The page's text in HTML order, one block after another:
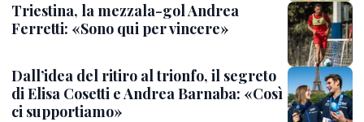
Triestina, la mezzala-gol Andrea
Ferretti: «Sono qui per vincere»
Dall’idea del ritiro al trionfo, il segreto
di Elisa Cosetti e Andrea Barnaba: «Così
ci supportiamo»